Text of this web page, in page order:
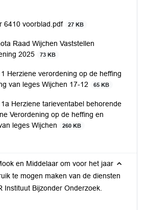
6410 voorblad.pdf
27 KB
Raad Wijchen Vaststellen
2025
73 KB
1 Herziene verordening op de heffing
van leges Wijchen 17-12
65 KB
1a Herziene tarieventabel behorende
Verordening op de heffing en
leges Wijchen
260 KB
en Middelaar om voor het jaar
te mogen maken van de diensten
Instituut Bijzonder Onderzoek.